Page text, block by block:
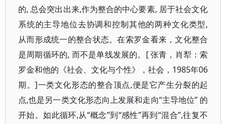
的, 总会突出出来,作为整合的中心要素, 居于社会文化
系统的主导地位去协调和控制其他的两种文化类型,
从而形成统一的整合状态。在索罗金看来，文化整合
是周期循环的, 而不是单线发展的。[ 张青，肖犁：索
罗金和他的《社会、文化与个性》，社会，1985年06
期。]一类文化形态的整合顶点,便是它产生分裂的起
点,也是另一类文化形态向上发展和走向“主导地位” 的
开始。如此循环,从“概念”到“感性”再到“混合”,往复不